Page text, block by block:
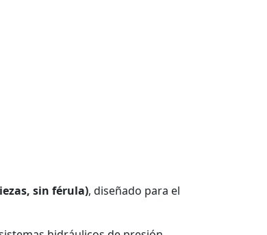
sin férula), diseñado para el